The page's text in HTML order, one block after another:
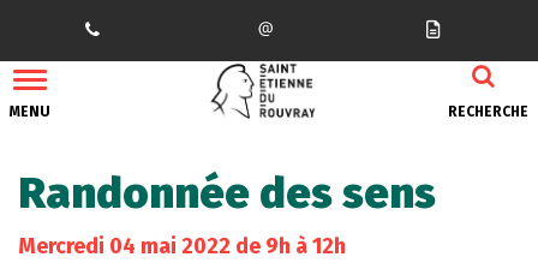
MENU RECHERCHE
Randonnée des sens
Mercredi 04 mai 2022 de 9h à 12h